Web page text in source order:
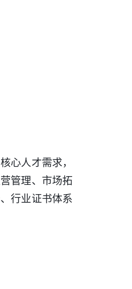
心人才需求，
管理、市场拓
行业证书体系